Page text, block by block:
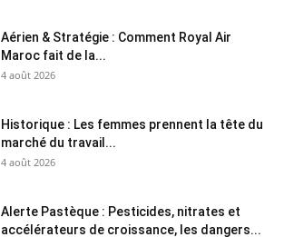
Aérien & Stratégie : Comment Royal Air
Maroc fait de la...
4 août 2026
Historique : Les femmes prennent la tête du
marché du travail...
4 août 2026
Alerte Pastèque : Pesticides, nitrates et
accélérateurs de croissance, les dangers...